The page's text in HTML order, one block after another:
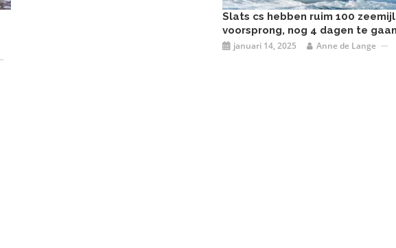
Slats cs hebben ruim 100
voorsprong, nog 4 dagen te
januari 14, 2025 Anne de Lange